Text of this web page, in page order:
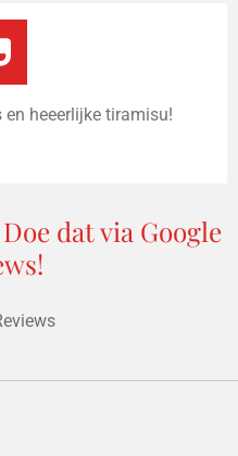
en heeerlijke tiramisu!
dat via Google